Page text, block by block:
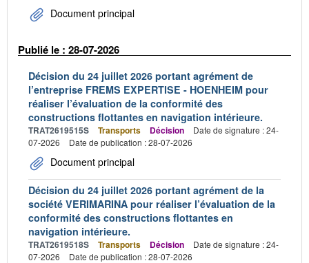
Document principal
Publié le : 28-07-2026
Décision du 24 juillet 2026 portant agrément de
l’entreprise FREMS EXPERTISE - HOENHEIM pour
réaliser l’évaluation de la conformité des
constructions flottantes en navigation intérieure.
TRAT2619515S Transports Décision
Date de signature : 24-
07-2026
Date de publication : 28-07-2026
Document principal
Décision du 24 juillet 2026 portant agrément de la
société VERIMARINA pour réaliser l’évaluation de la
conformité des constructions flottantes en
navigation intérieure.
TRAT2619518S Transports Décision
Date de signature : 24-
07-2026
Date de publication : 28-07-2026